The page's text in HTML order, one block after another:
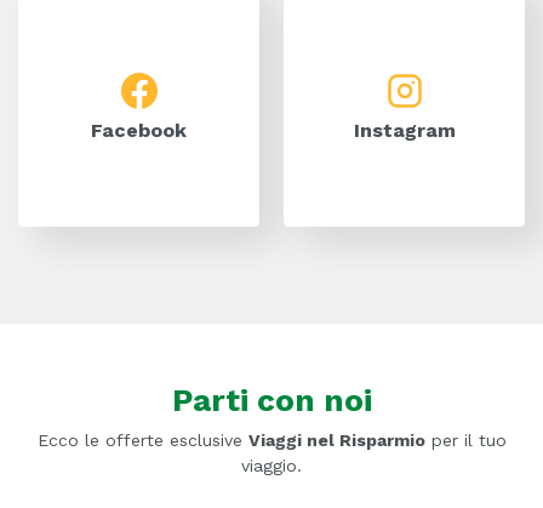
Facebook Instagram
Parti con noi
Ecco le offerte esclusive Viaggi nel Risparmioper il tuo
viaggio.